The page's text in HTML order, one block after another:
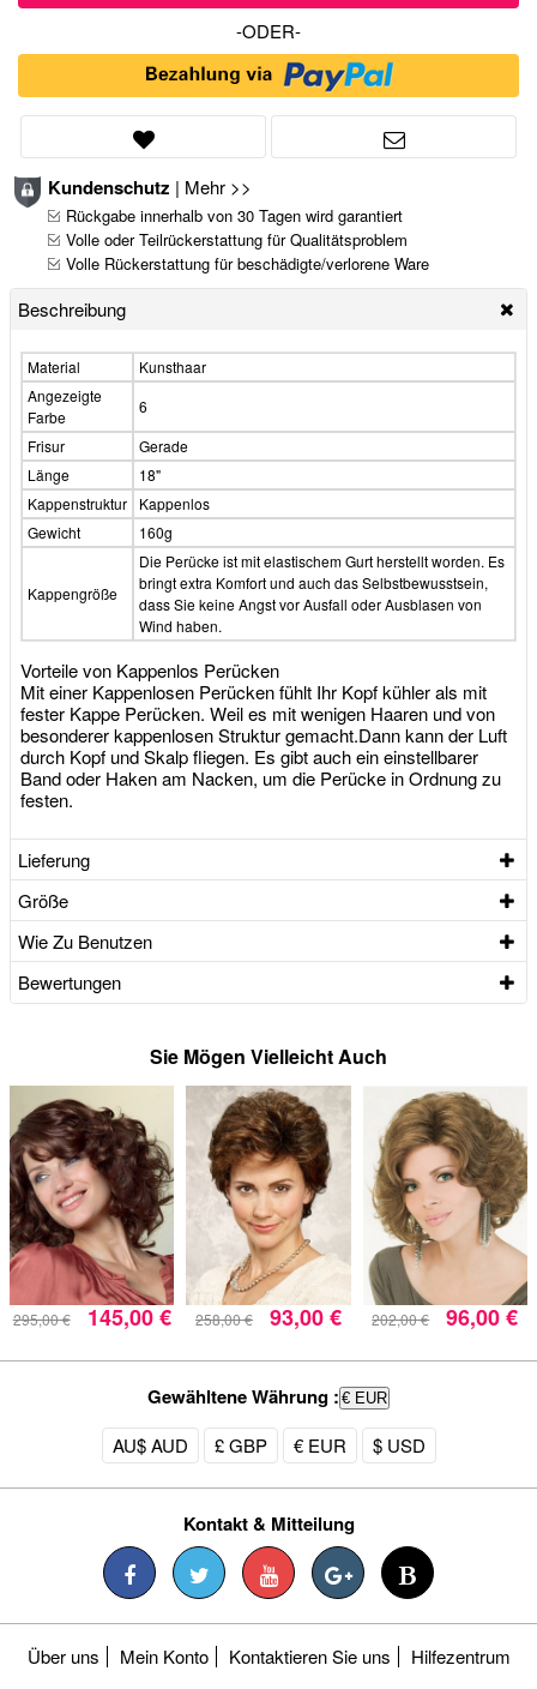
-ODER-
Kundenschutz | Mehr >>
Rückgabe innerhalb von 30 Tagen wird garantiert
Volle oder Teilrückerstattung für Qualitätsproblem
Volle Rückerstattung für beschädigte/verlorene Ware
Beschreibung
Material
Kunsthaar
Angezeigte
Farbe
6
Frisur
Gerade
Länge
18"
Kappenstruktur
Kappenlos
Gewicht
160g
Kappengröße
Die Perücke ist mit elastischem Gurt herstellt worden. Es
bringt extra Komfort und auch das Selbstbewusstsein,
dass Sie keine Angst vor Ausfall oder Ausblasen von
Wind haben.
Vorteile von Kappenlos Perücken
Mit einer Kappenlosen Perücken fühlt Ihr Kopf kühler als mit
fester Kappe Perücken. Weil es mit wenigen Haaren und von
besonderer kappenlosen Struktur gemacht.Dann kann der Luft
durch Kopf und Skalp fliegen. Es gibt auch ein einstellbarer
Band oder Haken am Nacken, um die Perücke in Ordnung zu
festen.
Lieferung
Größe
Wie Zu Benutzen
Bewertungen
Sie Mögen Vielleicht Auch
295,00 € 145,00 € 258,00 € 93,00 € 202,00 € 96,00 €
Gewähltene Währung : € EUR
AU$ AUD £ GBP € EUR $ USD
Kontakt & Mitteilung
Über uns Mein Konto Kontaktieren Sie uns Hilfezentrum